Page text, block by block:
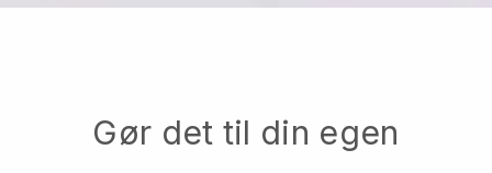
Gør det til din egen